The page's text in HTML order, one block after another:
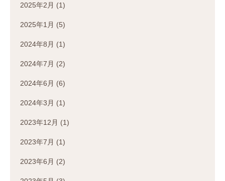
2025年2月 (1)
2025年1月 (5)
2024年8月 (1)
2024年7月 (2)
2024年6月 (6)
2024年3月 (1)
2023年12月 (1)
2023年7月 (1)
2023年6月 (2)